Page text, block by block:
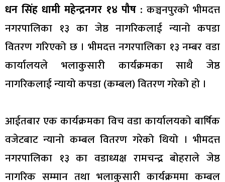
धन सिंह धामी महेन्द्रनगर १४ पौष : कञ्चनपुरको भीमदत्त
नगरपालिका १३ का जेष्ठ नागरिकलाई न्यानो कपडा
वितरण गरिएको छ । भीमदत्त नगरपालिका १३ नम्बर वडा
कार्यालयले भलाकुसारी कार्यक्रमका साथै जेष्ठ
नागरिकलाई न्यायो कपडा (कम्बल) वितरण गरेको हो ।
आईतबार एक कार्यक्रमका विच वडा कार्यालयको बार्षिक
वजेटबाट न्यानो कम्बल वितरण गरेको थियो । भीमदत्त
नगरपालिका १३ का वडाध्यक्ष रामचन्द्र बोहराले जेष्ठ
नागरिक सम्मान तथा भलाकुसारी कार्यक्रममा कम्बल